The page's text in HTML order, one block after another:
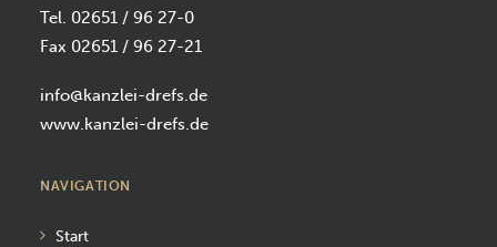
Tel. 02651 / 96 27-0
Fax 02651 / 96 27-21
info@kanzlei-drefs.de
www.kanzlei-drefs.de
NAVIGATION
Start